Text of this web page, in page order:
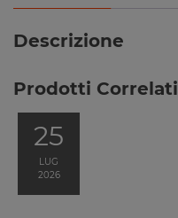
Descrizione
Prodotti Correlati
25
LUG
2026